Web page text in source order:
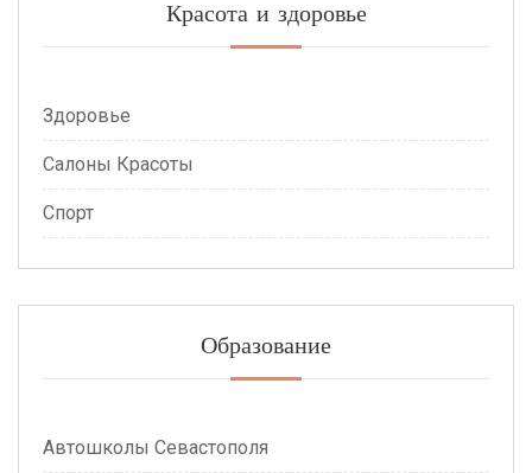
Красота и здоровье
Здоровье
Салоны Красоты
Спорт
Образование
Автошколы Севастополя